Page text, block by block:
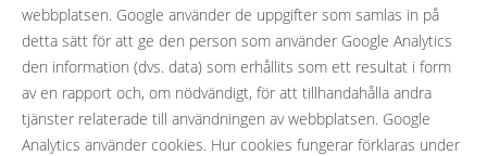
webbplatsen. Google använder de uppgifter som samlas in på
detta sätt för att ge den person som använder Google Analytics
den information (dvs. data) som erhållits som ett resultat i form
av en rapport och, om nödvändigt, för att tillhandahålla andra
tjänster relaterade till användningen av webbplatsen. Google
Analytics använder cookies. Hur cookies fungerar förklaras under